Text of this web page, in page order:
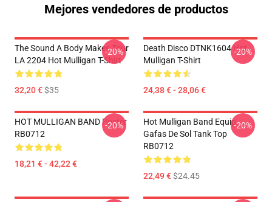
Mejores vendedores de productos
The Sound A Body Makes Tour
LA 2204 Hot Mulligan T-Shirt
32,20 €$35
-20%
Death Disco DTNK1604 Hot
Mulligan T-Shirt
24,38 € - 28,06 €
-20%
HOT MULLIGAN BAND Poster
RB0712
18,21 € - 42,22 €
-20%
Hot Mulligan Band Equip
Gafas De Sol Tank Top
RB0712
22,49 €$24.45
-20%